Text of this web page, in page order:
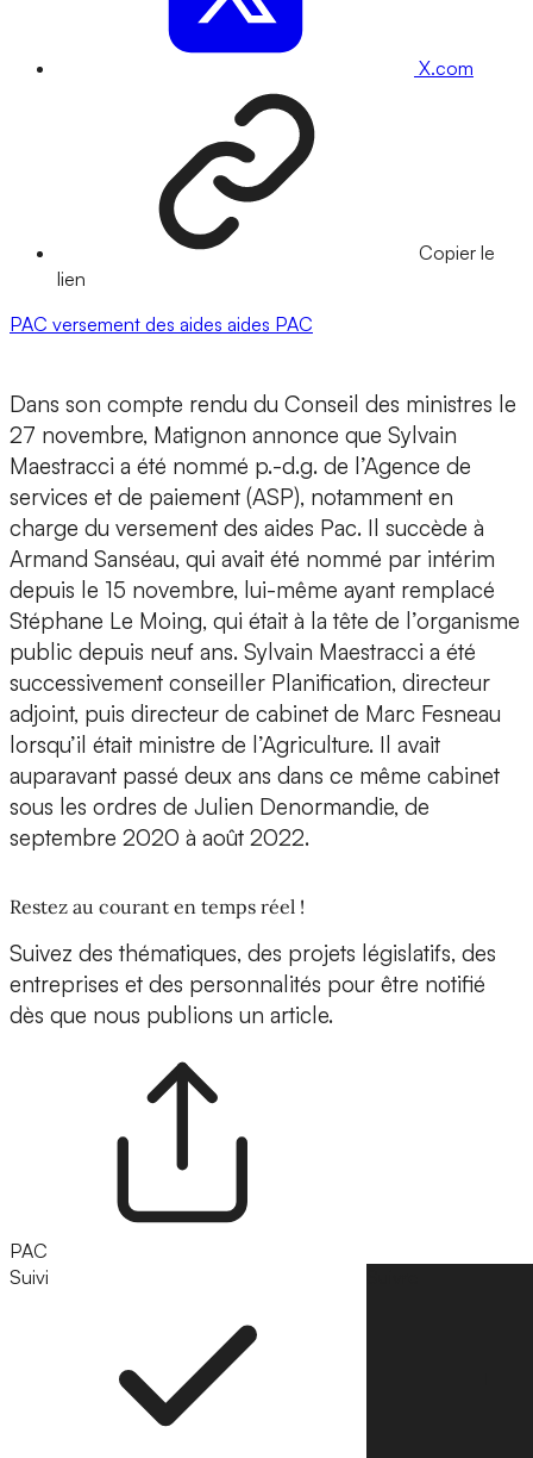
X.com
Copier le
lien
PAC versement des aides aides PAC
Dans son compte rendu du Conseil des ministres le
27 novembre, Matignon annonce que Sylvain
Maestracci a été nommé p.-d.g. de l’Agence de
services et de paiement (ASP), notamment en
charge du versement des aides Pac. Il succède à
Armand Sanséau, qui avait été nommé par intérim
depuis le 15 novembre, lui-même ayant remplacé
Stéphane Le Moing, qui était à la tête de l’organisme
public depuis neuf ans. Sylvain Maestracci a été
successivement conseiller Planification, directeur
adjoint, puis directeur de cabinet de Marc Fesneau
lorsqu’il était ministre de l’Agriculture. Il avait
auparavant passé deux ans dans ce même cabinet
sous les ordres de Julien Denormandie, de
septembre 2020 à août 2022.
Restez au courant en temps réel !
Suivez des thématiques, des projets législatifs, des
entreprises et des personnalités pour être notifié
dès que nous publions un article.
PAC
Suivi